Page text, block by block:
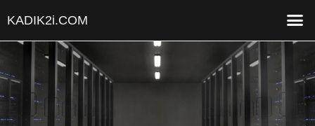
KADIK2i.COM